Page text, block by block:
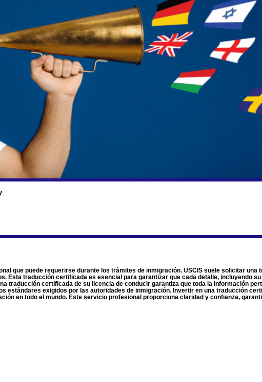
que puede requerirse durante los trámites de inmigración. USCIS suele solicitar
Esta traducción certificada es esencial para garantizar que cada detalle, incluyendo
traducción certificada de su licencia de conducir garantiza que toda la información
estándares exigidos por las autoridades de inmigración. Invertir en una traducción
en todo el mundo. Este servicio profesional proporciona claridad y confianza,